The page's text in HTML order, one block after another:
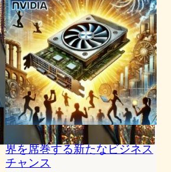
Nvidia GPUへの熱狂、AI業
界を席巻する新たなビジネス
チャンス